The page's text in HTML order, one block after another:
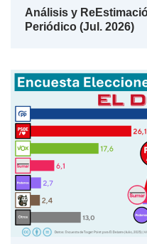
Análisis y
Periódico (Jul. 2026)